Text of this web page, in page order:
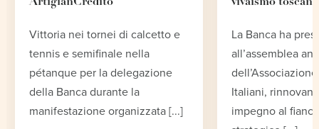
ArtigianCredito
Vittoria nei tornei di calcetto e
tennis e semifinale nella
pétanque per la delegazione
della Banca durante la
manifestazione organizzata [...]
vivaismo toscano
La Banca ha
all’assemblea
Italiani,
impegno al